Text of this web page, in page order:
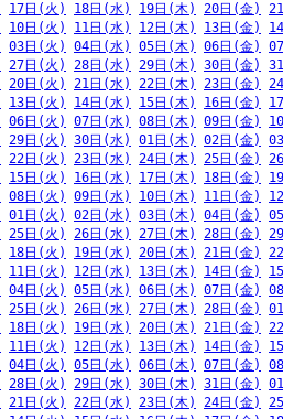
17日(火) 18日(水) 19日(木) 20日(金)
10日(火) 11日(水) 12日(木) 13日(金)
03日(火) 04日(水) 05日(木) 06日(金)
27日(火) 28日(水) 29日(木) 30日(金)
20日(火) 21日(水) 22日(木) 23日(金)
13日(火) 14日(水) 15日(木) 16日(金)
06日(火) 07日(水) 08日(木) 09日(金)
29日(火) 30日(水) 01日(木) 02日(金)
22日(火) 23日(水) 24日(木) 25日(金)
15日(火) 16日(水) 17日(木) 18日(金)
08日(火) 09日(水) 10日(木) 11日(金)
01日(火) 02日(水) 03日(木) 04日(金)
25日(火) 26日(水) 27日(木) 28日(金)
18日(火) 19日(水) 20日(木) 21日(金)
11日(火) 12日(水) 13日(木) 14日(金)
04日(火) 05日(水) 06日(木) 07日(金)
25日(火) 26日(水) 27日(木) 28日(金)
18日(火) 19日(水) 20日(木) 21日(金)
11日(火) 12日(水) 13日(木) 14日(金)
04日(火) 05日(水) 06日(木) 07日(金)
28日(火) 29日(水) 30日(木) 31日(金)
21日(火) 22日(水) 23日(木) 24日(金)